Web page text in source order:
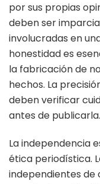
por sus propias
deben ser
involucradas en
honestidad es
la fabricación de
hechos. La
deben verificar
antes de publicarla.
La independencia
ética periodística.
independientes de